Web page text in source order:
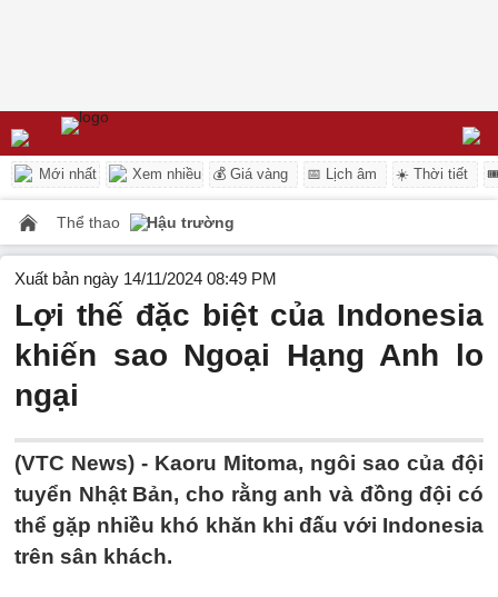
Mới nhất Xem nhiều 💰 Giá vàng 📅 Lịch âm ☀️ Thời tiết
Thể thao Hậu trường
Xuất bản ngày 14/11/2024 08:49 PM
Lợi thế đặc biệt của Indonesia
khiến sao Ngoại Hạng Anh lo
ngại
(VTC News) - Kaoru Mitoma, ngôi sao của đội
tuyển Nhật Bản, cho rằng anh và đồng đội có
thể gặp nhiều khó khăn khi đấu với Indonesia
trên sân khách.